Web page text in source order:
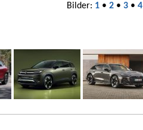
Bilder: 1 • 2 • 3 • 4